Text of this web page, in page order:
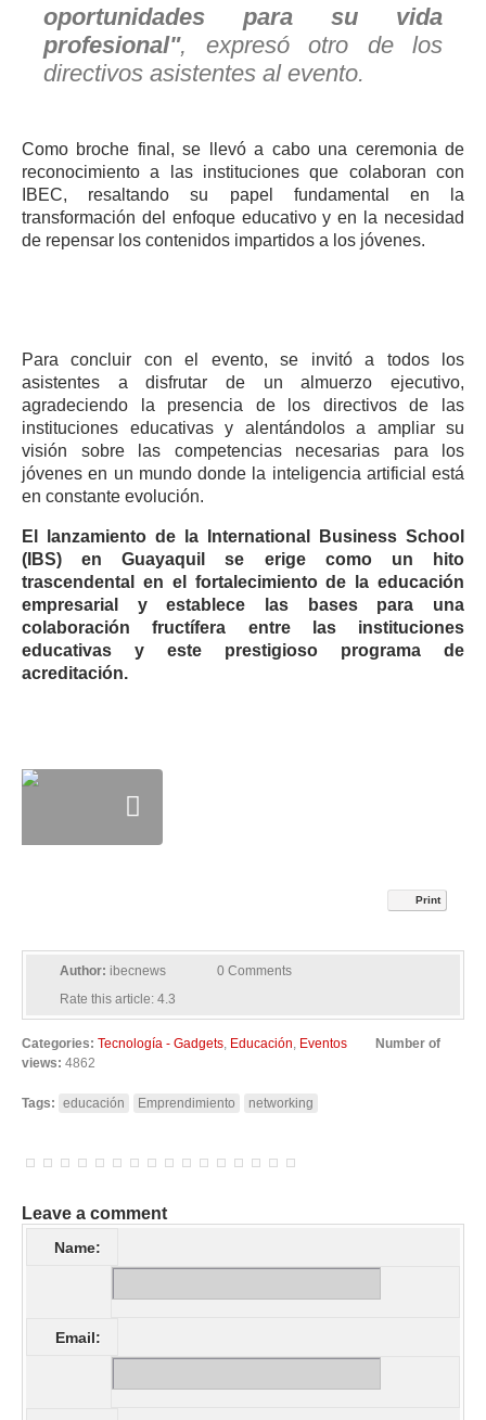
oportunidades para su vida
profesional", expresó otro de los
directivos asistentes al evento.
Como broche final, se llevó a cabo una ceremonia de
reconocimiento a las instituciones que colaboran con
IBEC, resaltando su papel fundamental en la
transformación del enfoque educativo y en la necesidad
de repensar los contenidos impartidos a los jóvenes.
Para concluir con el evento, se invitó a todos los
asistentes a disfrutar de un almuerzo ejecutivo,
agradeciendo la presencia de los directivos de las
instituciones educativas y alentándolos a ampliar su
visión sobre las competencias necesarias para los
jóvenes en un mundo donde la inteligencia artificial está
en constante evolución.
El lanzamiento de la International Business School
(IBS) en Guayaquil se erige como un hito
trascendental en el fortalecimiento de la educación
empresarial y establece las bases para una
colaboración fructífera entre las instituciones
educativas y este prestigioso programa de
acreditación.
Print
Author: ibecnews
0 Comments
Rate this article: 4.3
Categories: Tecnología - Gadgets Educación Eventos
Number of
views: 4862
Tags: educación Emprendimiento networking
Leave a comment
Name:
Email: